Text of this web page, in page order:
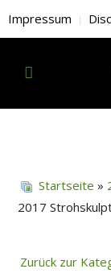
Impressum
Startseite »
2017
Zurück zur